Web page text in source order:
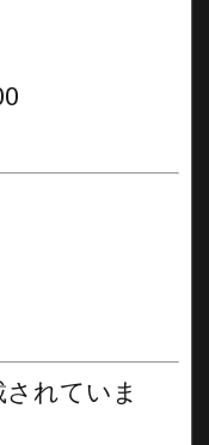
されていま